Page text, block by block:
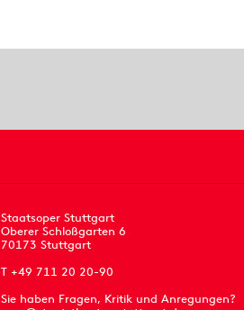
Staatsoper Stuttgart
Oberer Schloßgarten 6
70173 Stuttgart
T +49 711 20 20-90
Sie haben Fragen, Kritik und Anregungen?